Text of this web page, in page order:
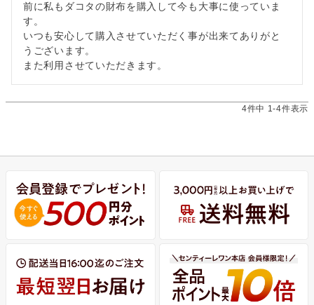
前に私もダコタの財布を購入して今も大事に使っていま
す。
いつも安心して購入させていただく事が出来てありがと
うございます。
4件中 1-4件表示